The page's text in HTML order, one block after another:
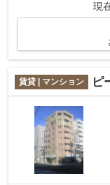
現
賃貸 | マンション ピ